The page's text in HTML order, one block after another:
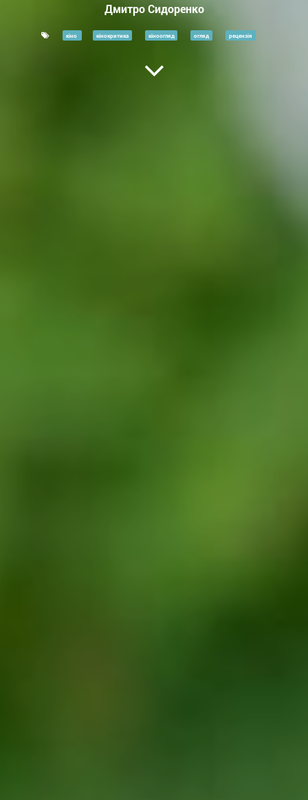
Дмитро Сидоренко
кіно кінокритика кіноогляд огляд рецензія